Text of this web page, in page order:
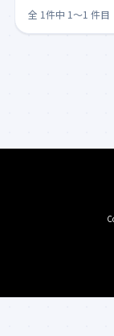
全 1件中 1〜1 件目